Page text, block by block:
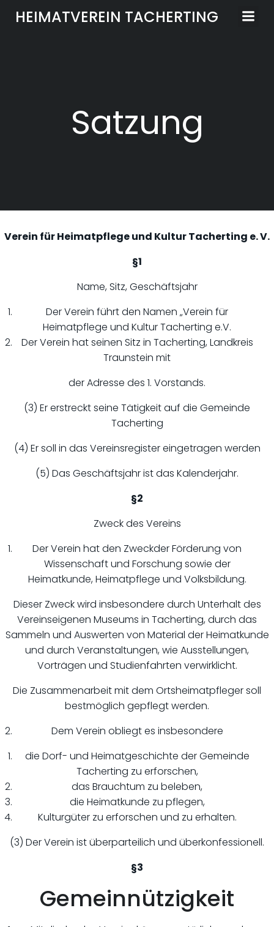
Inhalt
HEIMATVEREIN TACHERTING
Satzung
Verein für Heimatpflege und Kultur Tacherting e. V.
§1
Name, Sitz, Geschäftsjahr
Der Verein führt den Namen „Verein für
Heimatpflege und Kultur Tacherting e.V.
Der Verein hat seinen Sitz in Tacherting, Landkreis
Traunstein mit
der Adresse des 1. Vorstands.
(3) Er erstreckt seine Tätigkeit auf die Gemeinde
Tacherting
(4) Er soll in das Vereinsregister eingetragen werden
(5) Das Geschäftsjahr ist das Kalenderjahr.
§2
Zweck des Vereins
Der Verein hat den Zweckder Förderung von
Wissenschaft und Forschung sowie der
Heimatkunde, Heimatpflege und Volksbildung.
Dieser Zweck wird insbesondere durch Unterhalt des
Vereinseigenen Museums in Tacherting, durch das
Sammeln und Auswerten von Material der Heimatkunde
und durch Veranstaltungen, wie Ausstellungen,
Vorträgen und Studienfahrten verwirklicht.
Die Zusammenarbeit mit dem Ortsheimatpfleger soll
bestmöglich gepflegt werden.
Dem Verein obliegt es insbesondere
die Dorf- und Heimatgeschichte der Gemeinde
Tacherting zu erforschen,
das Brauchtum zu beleben,
die Heimatkunde zu pflegen,
Kulturgüter zu erforschen und zu erhalten.
(3) Der Verein ist überparteilich und überkonfessionell.
§3
Gemeinnützigkeit